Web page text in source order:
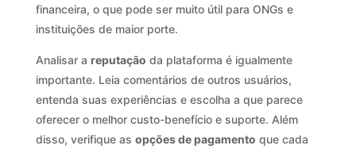
financeira, o que pode ser muito útil para ONGs e
instituições de maior porte.
Analisar a reputação da plataforma é igualmente
importante. Leia comentários de outros usuários,
entenda suas experiências e escolha a que parece
oferecer o melhor custo-benefício e suporte. Além
disso, verifique as opções de pagamento que cada